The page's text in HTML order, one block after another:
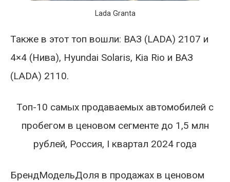
Lada Granta
Также в этот топ вошли: ВАЗ (LADA) 2107 и
4×4 (Нива), Hyundai Solaris, Kia Rio и ВАЗ
(LADA) 2110.
Топ-10 самых продаваемых автомобилей с
пробегом в ценовом сегменте до 1,5 млн
рублей, Россия, I квартал 2024 года
БрендМодельДоля в продажах в ценовом